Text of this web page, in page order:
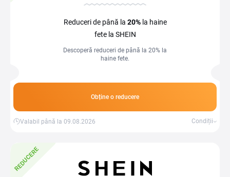
Reduceri de până la 20%la haine
fete la SHEIN
Descoperă reduceri de până la 20% la
haine fete.
Obține o reducere
Valabil până la 09.08.2026 Condiții
REDUCERE